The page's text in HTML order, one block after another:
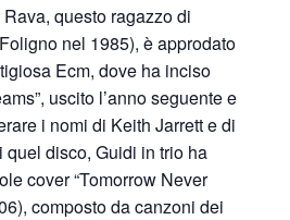
questo ragazzo di
nel 1985), è approdato
Ecm, dove ha inciso
uscito l’anno seguente e
i nomi di Keith Jarrett e di
disco, Guidi in trio ha
cover “Tomorrow Never
composto da canzoni dei